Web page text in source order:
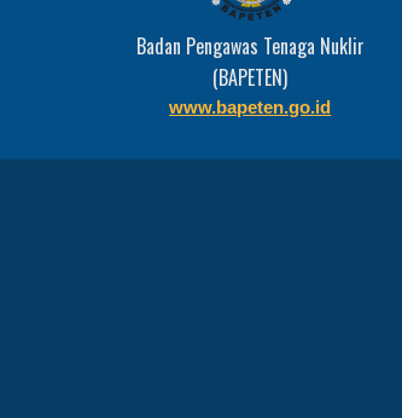
Badan Pengawas Tenaga Nuklir
(BAPETEN)
www.bapeten.go.id